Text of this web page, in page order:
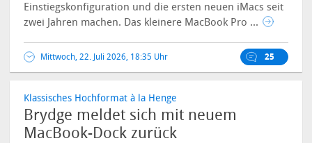
Einstiegskonfiguration und die ersten neuen iMacs seit
zwei Jahren machen. Das kleinere MacBook Pro ...
Mittwoch, 22. Juli 2026, 18:35 Uhr 25
Klassisches Hochformat à la Henge
Brydge meldet sich mit neuem
MacBook-Dock zurück